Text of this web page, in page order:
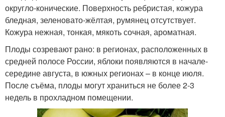
округло-конические. Поверхность ребристая, кожура
бледная, зеленовато-жёлтая, румянец отсутствует.
Кожура нежная, тонкая, мякоть сочная, ароматная.
Плоды созревают рано: в регионах, расположенных в
средней полосе России, яблоки появляются в начале-
середине августа, в южных регионах – в конце июля.
После съёма, плоды могут храниться не более 2-3
недель в прохладном помещении.